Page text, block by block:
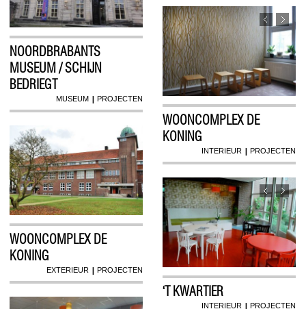
NOORDBRABANTS
MUSEUM / SCHIJN
BEDRIEGT
MUSEUM | PROJECTEN
WOONCOMPLEX DE
KONING
INTERIEUR | PROJECTEN
WOONCOMPLEX DE
KONING
EXTERIEUR | PROJECTEN
‘T KWARTIER
INTERIEUR | PROJECTEN